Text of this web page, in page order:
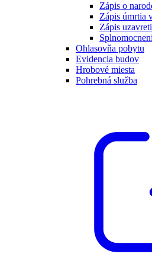
Zápis o
Zápis úmrtia
Zápis
Ohlasovňa pobytu
Evidencia budov
Hrobové miesta
Pohrebná služba